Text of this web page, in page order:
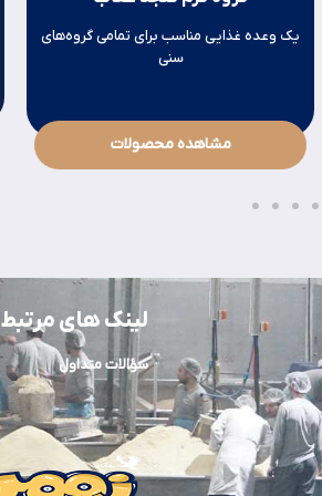
یک وعده غذایی مناسب برای تمامی گروه‌های
مشاهده محصولات
لینک های مرتبط
سؤالات متداول